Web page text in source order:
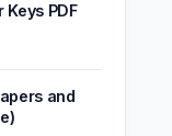
PDF
and